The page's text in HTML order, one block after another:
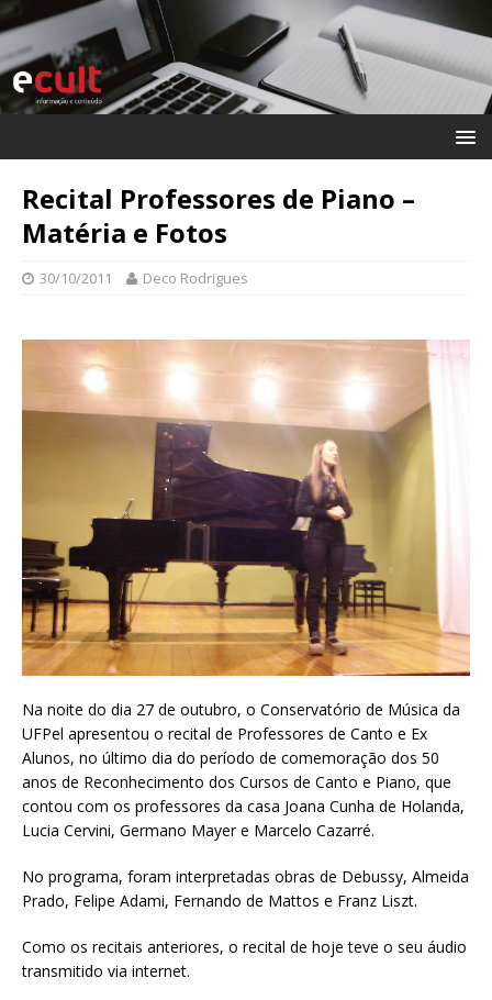
Recital Professores de Piano –
Matéria e Fotos
30/10/2011 Deco Rodrigues
Na noite do dia 27 de outubro, o Conservatório de Música da
UFPel apresentou o recital de Professores de Canto e Ex
Alunos, no último dia do período de comemoração dos 50
anos de Reconhecimento dos Cursos de Canto e Piano, que
contou com os professores da casa Joana Cunha de Holanda,
Lucia Cervini, Germano Mayer e Marcelo Cazarré.
No programa, foram interpretadas obras de Debussy, Almeida
Prado, Felipe Adami, Fernando de Mattos e Franz Liszt.
Como os recitais anteriores, o recital de hoje teve o seu áudio
transmitido via internet.